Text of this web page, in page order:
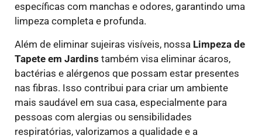
específicas com manchas e odores, garantindo uma
limpeza completa e profunda.
Além de eliminar sujeiras visíveis, nossa Limpeza de
Tapete em Jardins também visa eliminar ácaros,
bactérias e alérgenos que possam estar presentes
nas fibras. Isso contribui para criar um ambiente
mais saudável em sua casa, especialmente para
pessoas com alergias ou sensibilidades
respiratórias, valorizamos a qualidade e a